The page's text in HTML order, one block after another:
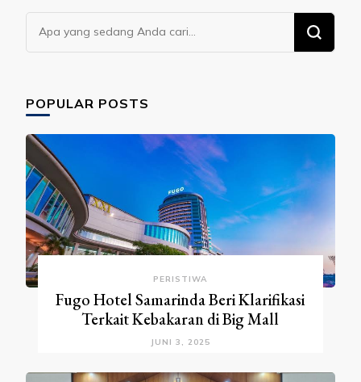
Mencari
Sesuatu?
POPULAR POSTS
PERISTIWA
Fugo Hotel Samarinda Beri Klarifikasi
Terkait Kebakaran di Big Mall
JUNI 3, 2025